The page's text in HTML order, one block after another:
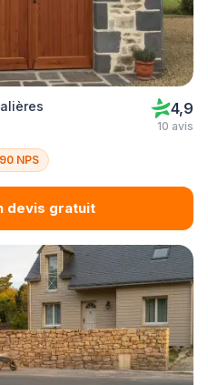
4,9
10 avis
NPS
devis gratuit